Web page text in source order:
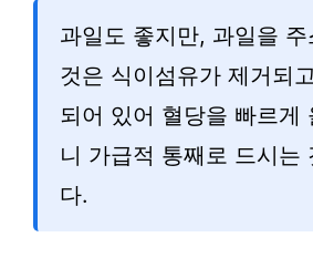
과일도 좋지만, 과일을
것은 식이섬유가 제거되
되어 있어 혈당을 빠르게
니 가급적 통째로 드시는
다.